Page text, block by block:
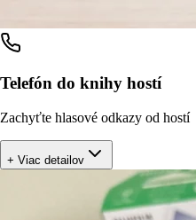
Telefón do knihy hostí
Zachyťte hlasové odkazy od hostí
+ Viac detailov